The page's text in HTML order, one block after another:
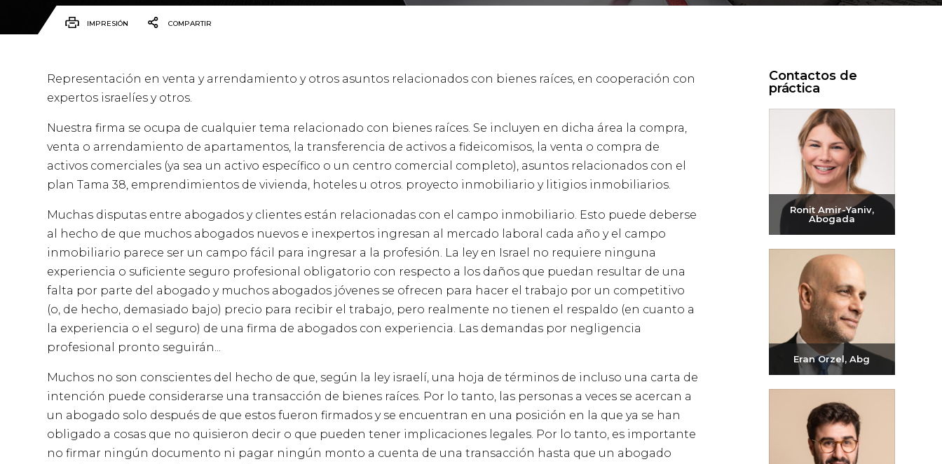
IMPRESIÓN COMPARTIR
Representación en venta y arrendamiento y otros asuntos relacionados con bienes raíces, en cooperación con
expertos israelíes y otros.
Nuestra firma se ocupa de cualquier tema relacionado con bienes raíces. Se incluyen en dicha área la compra,
venta o arrendamiento de apartamentos, la transferencia de activos a fideicomisos, la venta o compra de
activos comerciales (ya sea un activo específico o un centro comercial completo), asuntos relacionados con el
plan Tama 38, emprendimientos de vivienda, hoteles u otros. proyecto inmobiliario y litigios inmobiliarios.
Muchas disputas entre abogados y clientes están relacionadas con el campo inmobiliario. Esto puede deberse
al hecho de que muchos abogados nuevos e inexpertos ingresan al mercado laboral cada año y el campo
inmobiliario parece ser un campo fácil para ingresar a la profesión. La ley en Israel no requiere ninguna
experiencia o suficiente seguro profesional obligatorio con respecto a los daños que puedan resultar de una
falta por parte del abogado y muchos abogados jóvenes se ofrecen para hacer el trabajo por un competitivo
(o, de hecho, demasiado bajo) precio para recibir el trabajo, pero realmente no tienen el respaldo (en cuanto a
la experiencia o el seguro) de una firma de abogados con experiencia. Las demandas por negligencia
profesional pronto seguirán...
Muchos no son conscientes del hecho de que, según la ley israelí, una hoja de términos de incluso una carta de
intención puede considerarse una transacción de bienes raíces. Por lo tanto, las personas a veces se acercan a
un abogado solo después de que estos fueron firmados y se encuentran en una posición en la que ya se han
obligado a cosas que no quisieron decir o que pueden tener implicaciones legales. Por lo tanto, es importante
no firmar ningún documento ni pagar ningún monto a cuenta de una transacción hasta que un abogado
Contactos de
práctica
Ronit Amir-Yaniv,
Abogada
Enviar correo
electrónico
+972-3-6093609
Eran Orzel, Abg
Enviar correo
electrónico
+972-3-6093609